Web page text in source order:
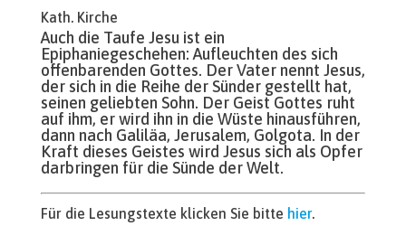
Kath. Kirche
Auch die Taufe Jesu ist ein
Epiphaniegeschehen: Aufleuchten des sich
offenbarenden Gottes. Der Vater nennt Jesus,
der sich in die Reihe der Sünder gestellt hat,
seinen geliebten Sohn. Der Geist Gottes ruht
auf ihm, er wird ihn in die Wüste hinausführen,
dann nach Galiläa, Jerusalem, Golgota. In der
Kraft dieses Geistes wird Jesus sich als Opfer
darbringen für die Sünde der Welt.
Für die Lesungstexte klicken Sie bitte hier.